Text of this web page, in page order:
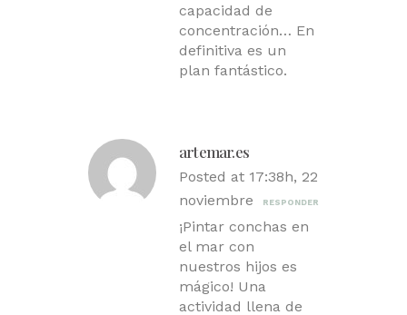
capacidad de
concentración… En
definitiva es un
plan fantástico.
artemar.es
Posted at 17:38h, 22
noviembre
RESPONDER
¡Pintar conchas en
el mar con
nuestros hijos es
mágico! Una
actividad llena de